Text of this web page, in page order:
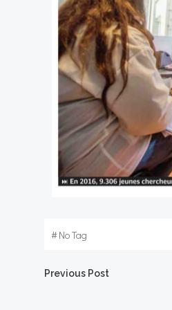
#No Tag
Post
Previous Post